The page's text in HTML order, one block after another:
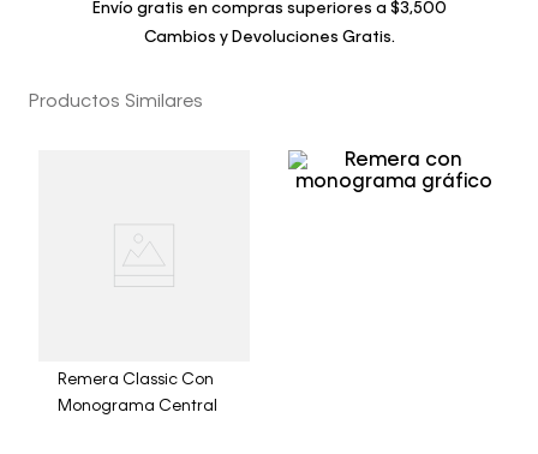
Envío gratis en compras superiores a $3,500
Cambios y Devoluciones Gratis.
Productos Similares
Remera Classic Con
Monograma Central